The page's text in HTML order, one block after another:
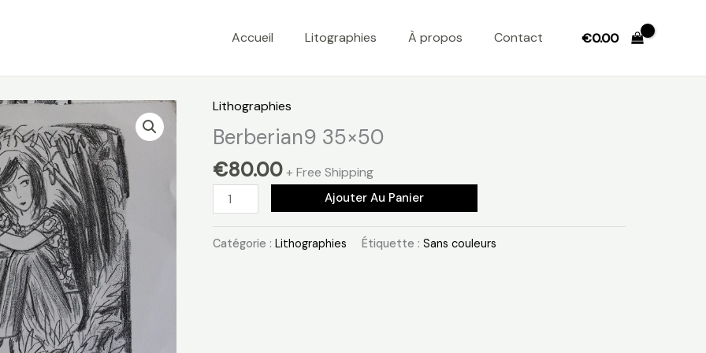
Accueil Litographies À propos Contact €0.00
Lithographies
Berberian9 35×50
€80.00 + Free Shipping
quantité
de
Berberian9
35x50
Ajouter Au Panier
Catégorie : Lithographies Étiquette : Sans couleurs